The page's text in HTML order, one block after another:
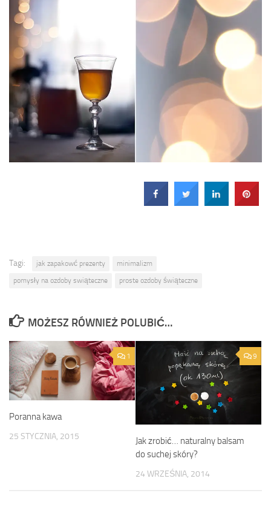
Tagi: jak zapakowć prezenty
minimalizm
pomysły na ozdoby swiąteczne
proste ozdoby świąteczne
MOŻESZ RÓWNIEŻ POLUBIĆ…
1
Poranna kawa
25 STYCZNIA, 2015
9
Jak zrobić… naturalny balsam
do suchej skóry?
24 WRZEŚNIA, 2014